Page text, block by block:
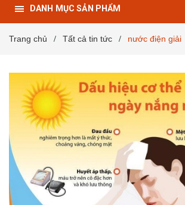
DANH MỤC SẢN PHẨM
Trang chủ / Tất cả tin tức / nước điện giải